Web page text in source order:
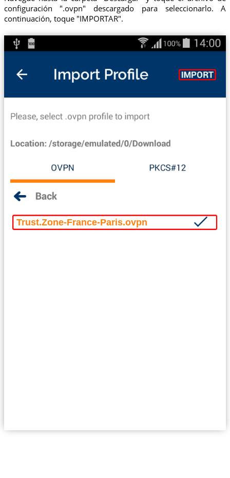
configuración ".ovpn" descargado para seleccionarlo. A
continuación, toque "IMPORTAR".
Trust.Zone-France-Paris.ovpn